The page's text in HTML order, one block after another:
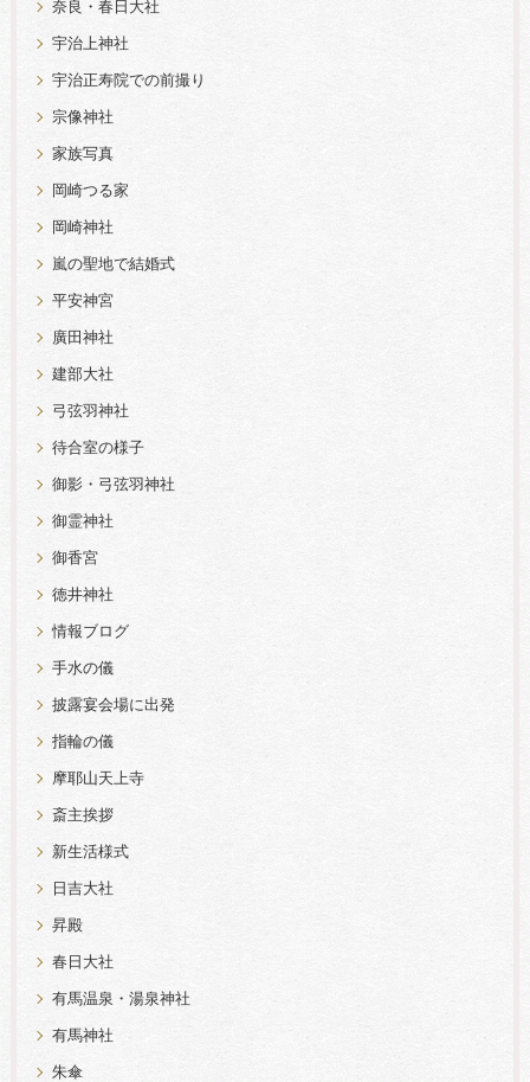
奈良・春日大社
宇治上神社
宇治正寿院での前撮り
宗像神社
家族写真
岡崎つる家
岡崎神社
嵐の聖地で結婚式
平安神宮
廣田神社
建部大社
弓弦羽神社
待合室の様子
御影・弓弦羽神社
御霊神社
御香宮
徳井神社
情報ブログ
手水の儀
披露宴会場に出発
指輪の儀
摩耶山天上寺
斎主挨拶
新生活様式
日吉大社
昇殿
春日大社
有馬温泉・湯泉神社
有馬神社
朱傘